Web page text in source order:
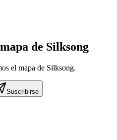
de Silksong
el mapa de Silksong.
Suscribirse